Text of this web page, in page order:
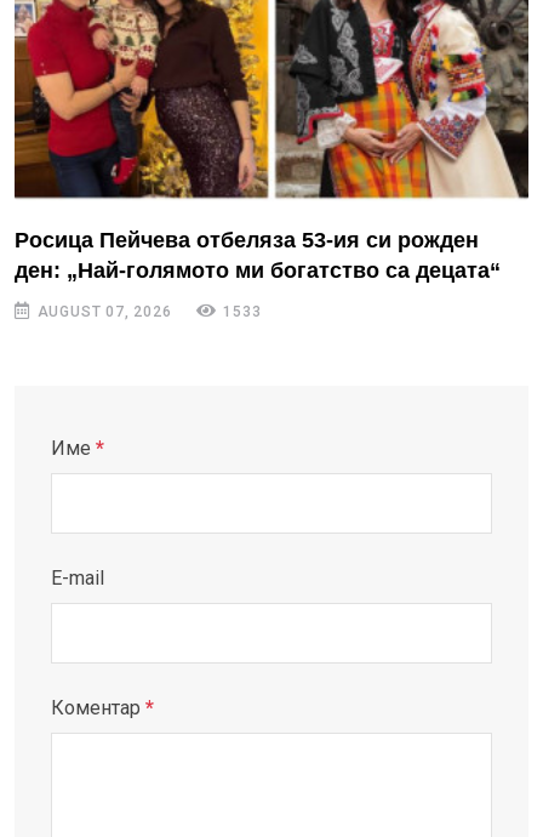
Росица Пейчева отбеляза 53-ия си рожден
ден: „Най-голямото ми богатство са децата“
AUGUST 07, 2026 1533
Име *
E-mail
Коментар *